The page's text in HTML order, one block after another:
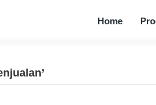
Home